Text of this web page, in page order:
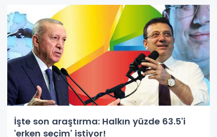
İşte son araştırma: Halkın yüzde 63.5'i
'erken seçim' istiyor!